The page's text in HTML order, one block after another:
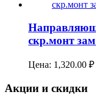
скр.монт
Цена: 1,320.00 ₽
Акции и скидки